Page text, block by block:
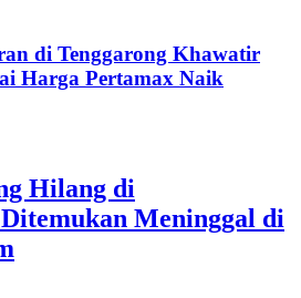
di Tenggarong Khawatir
Harga Pertamax Naik
Hilang di
Meninggal di